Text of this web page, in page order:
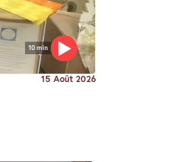
10 min
15 Août 2026